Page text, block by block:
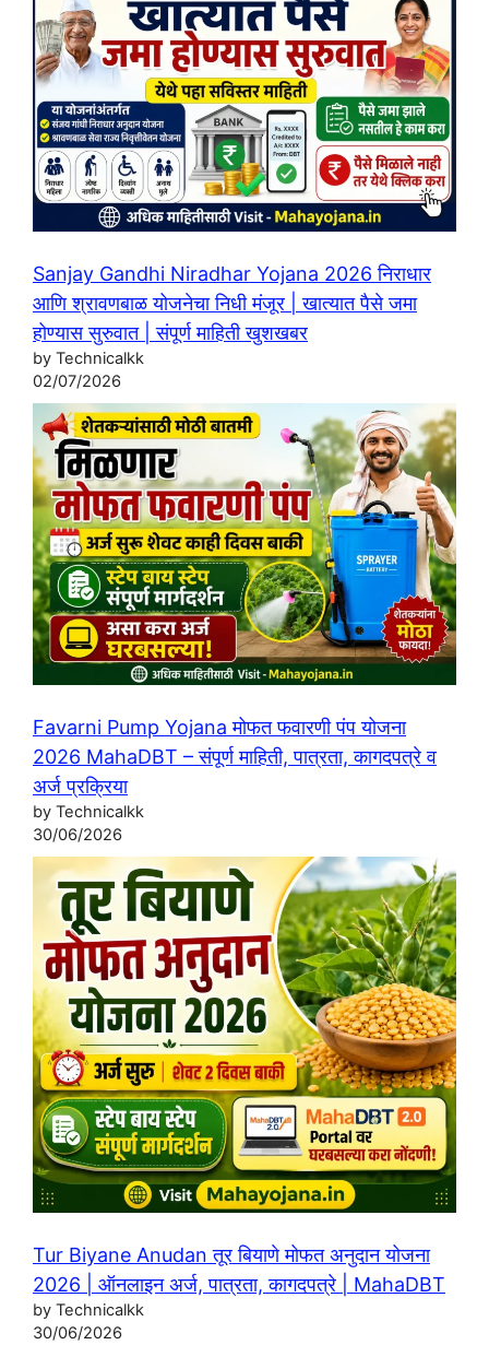
Sanjay Gandhi Niradhar Yojana 2026 निराधार
आणि श्रावणबाळ योजनेचा निधी मंजूर | खात्यात पैसे जमा
होण्यास सुरुवात | संपूर्ण माहिती खुशखबर
by Technicalkk
02/07/2026
Favarni Pump Yojana मोफत फवारणी पंप योजना
2026 MahaDBT – संपूर्ण माहिती, पात्रता, कागदपत्रे व
अर्ज प्रक्रिया
by Technicalkk
30/06/2026
Tur Biyane Anudan तूर बियाणे मोफत अनुदान योजना
2026 | ऑनलाइन अर्ज, पात्रता, कागदपत्रे | MahaDBT
by Technicalkk
30/06/2026